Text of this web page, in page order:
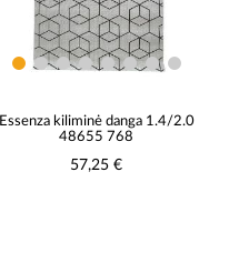
Essenza kiliminė danga 1.4/2.0
48655 768
57,25 €